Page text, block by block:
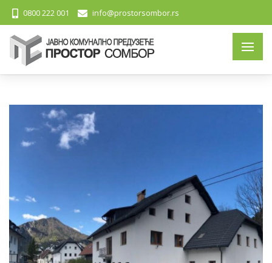
0800 222 001 info@prostorsombor.rs